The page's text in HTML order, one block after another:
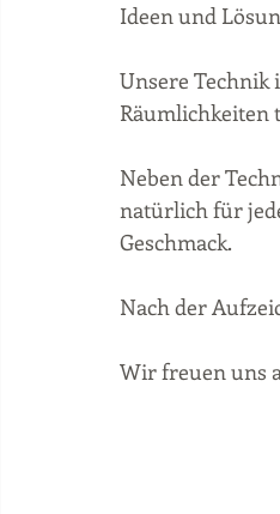
Ideen und
Unsere
Neben der
natürlich für
Geschmack.
Nach der
Wir freuen uns